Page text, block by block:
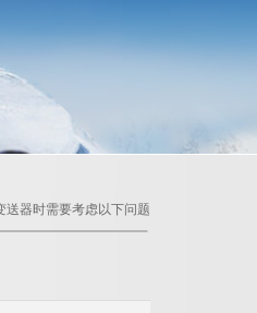
送器时需要考虑以下问题